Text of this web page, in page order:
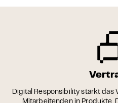
Digital Responsibility stärkt das